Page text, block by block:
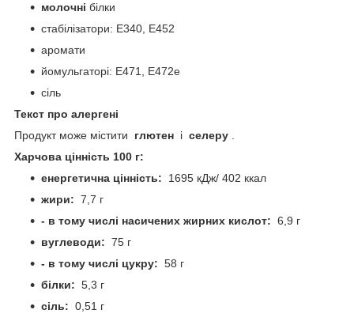
молочні білки
стабілізатори: Е340, Е452
аромати
йомульгаторі: E471, E472e
сіль
Текст про алергені
Продукт може містити глютен і селеру .
Харчова цінність 100 г:
енергетична цінність: 1695 кДж/ 402 ккал
жири: 7,7 г
- в тому числі насичених жирних кислот: 6,9 г
вуглеводи: 75 г
- в тому числі цукру: 58 г
білки: 5,3 г
сіль: 0,51 г